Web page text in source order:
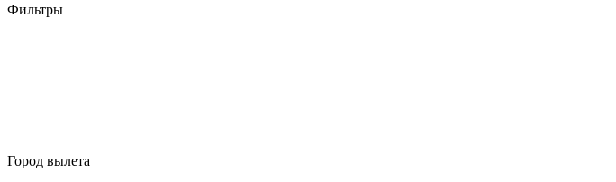
Фильтры
Город вылета